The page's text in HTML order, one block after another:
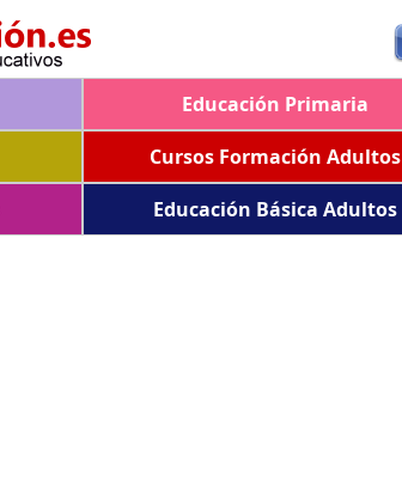
Educación Primaria
Cursos Formación Adultos
Educación Básica Adultos